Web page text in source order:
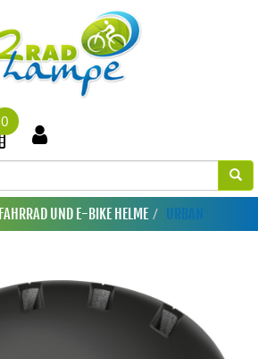
0
FAHRRAD UND E-BIKE HELME URBAN